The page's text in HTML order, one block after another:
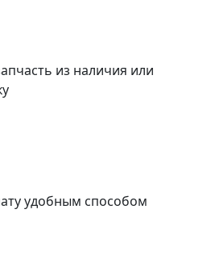
из наличия или
удобным способом